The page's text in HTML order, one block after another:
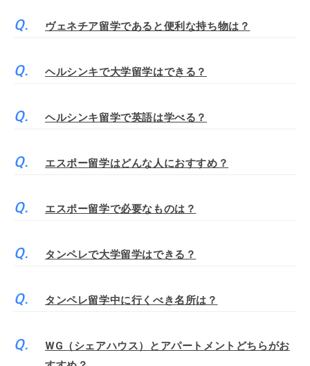
ヴェネチア留学であると便利な持ち物は？
ヘルシンキで大学留学はできる？
ヘルシンキ留学で英語は学べる？
エスポー留学はどんな人におすすめ？
エスポー留学で必要なものは？
タンペレで大学留学はできる？
タンペレ留学中に行くべき名所は？
WG（シェアハウス）とアパートメントどちらがお